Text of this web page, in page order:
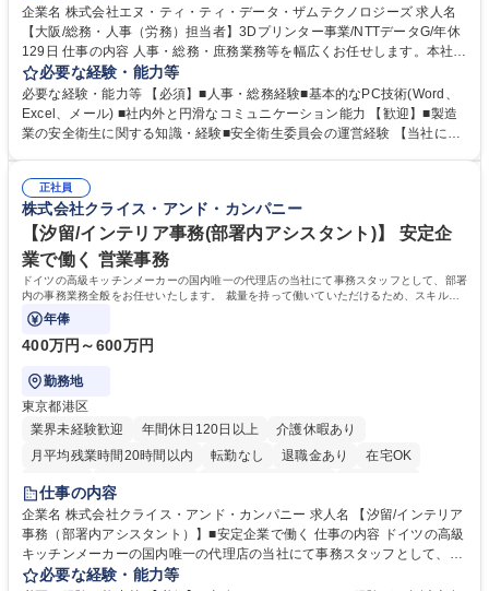
企業名 株式会社エヌ・ティ・ティ・データ・ザムテクノロジーズ 求人名
【大阪/総務・人事（労務）担当者】3Dプリンター事業/NTTデータG/年休
129日 仕事の内容 人事・総務・庶務業務等を幅広くお任せします。本社コ
ーポレート部門と連携しながら、決められた業務だけではなく、社員や現
場を支えるバックオフィス担当として状況に応じて柔軟に対応いただくこ
とを期待します。 【詳細】■入退社手続き、社員情報管理■入社時オリエ
ンテーションの実施■勤怠・各種申請内容の確認■採用業務のサポート■来
生に関する業務等■健康診断、産業医面談、休職・復職手続き等の労務サ
ポート■社内ルールの運用・各種社内案内■その他、拠点運営に関わる管理
部門業務 募集職種 【大阪/総務・人事（労務）担当者】3Dプリンター事
業/NTTデータG/年休129日
必要な経験・能力等
必要な経験・能力等 【必須】■人事・総務経験■基本的なPC技術(Word、
Excel、メール) ■社内外と円滑なコミュニケーション能力 【歓迎】■製造
業の安全衛生に関する知識・経験■安全衛生委員会の運営経験 【当社につ
アが磨けます。 ◎NTTデータグループであり福利厚生は充実しているとと
もに、働き方改革も推進しています。 学歴・資格 学歴：大学院 大学 高専
短大 専修学校 語学力： 資格：
正社員
株式会社クライス・アンド・カンパニー
【汐留/インテリア事務(部署内アシスタント)】 安定企
業で働く 営業事務
ドイツの高級キッチンメーカーの国内唯一の代理店の当社にて事務スタッフとして、部署
内の事務業務全般をお任せいたします。 裁量を持って働いていただけるため、スキルア
ップも可能です。
年俸
400万円～600万円
勤務地
東京都港区
業界未経験歓迎
年間休日120日以上
介護休暇あり
月平均残業時間20時間以内
転勤なし 退職金あり
在宅OK
育休あり
完全週休2日制
駅近5分以内
土日祝休み
仕事の内容
企業名 株式会社クライス・アンド・カンパニー 求人名 【汐留/インテリア
事務（部署内アシスタント）】■安定企業で働く 仕事の内容 ドイツの高級
キッチンメーカーの国内唯一の代理店の当社にて事務スタッフとして、部
署内の事務業務全般をお任せいたします。 裁量を持って働いていただける
必要な経験・能力等